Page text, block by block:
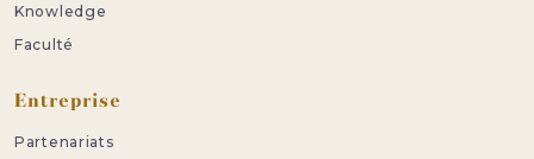
Knowledge
Faculté
Entreprise
Partenariats